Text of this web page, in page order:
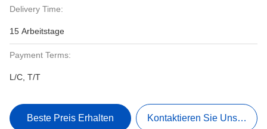
Delivery Time:
15 Arbeitstage
Payment Terms:
L/C, T/T
Beste Preis Erhalten Kontaktieren Sie Uns Jetzt